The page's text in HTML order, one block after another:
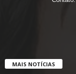
MAIS NOTÍCIAS